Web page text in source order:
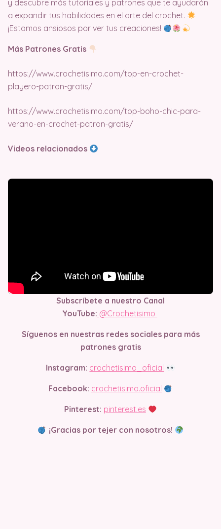
y descubre más tutoriales y patrones que te ayudarán
a expandir tus habilidades en el arte del crochet.
¡Estamos ansiosos por ver tus creaciones!
Más Patrones Gratis
https://www.crochetisimo.com/top-en-crochet-
playero-patron-gratis/
https://www.crochetisimo.com/top-boho-chic-para-
verano-en-crochet-patron-gratis/
Videos relacionados
Subscríbete a nuestro Canal
YouTube: @Crochetisimo
Síguenos en nuestras redes sociales para más
patrones gratis
Instagram: crochetisimo_oficial
Facebook: crochetisimo.oficial
Pinterest: pinterest.es
¡Gracias por tejer con nosotros!